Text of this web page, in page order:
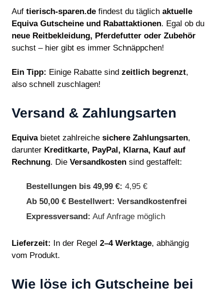
Auf tierisch-sparen.de findest du täglich aktuelle
Equiva Gutscheine und Rabattaktionen. Egal ob du
neue Reitbekleidung, Pferdefutter oder Zubehör
suchst – hier gibt es immer Schnäppchen!
Ein Tipp: Einige Rabatte sind zeitlich begrenzt,
also schnell zuschlagen!
Versand & Zahlungsarten
Equivabietet zahlreiche sichere Zahlungsarten,
darunter Kreditkarte, PayPal, Klarna, Kauf auf
Rechnung. Die Versandkosten sind gestaffelt:
Bestellungen bis 49,99 €: 4,95 €
Ab 50,00 € Bestellwert: Versandkostenfrei
Expressversand: Auf Anfrage möglich
Lieferzeit: In der Regel 2–4 Werktage, abhängig
vom Produkt.
Wie löse ich Gutscheine bei